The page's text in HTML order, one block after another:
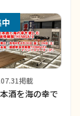
掲載
酒を海の幸で